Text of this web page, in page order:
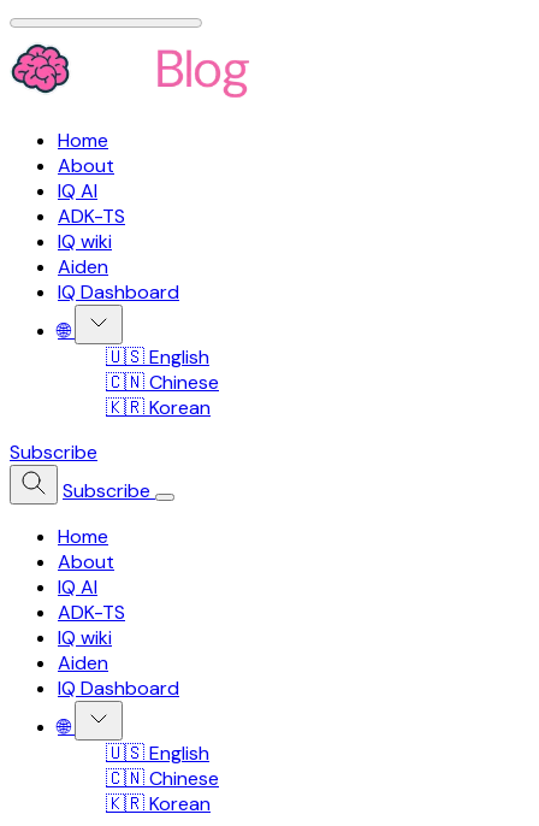
Home
About
IQ AI
ADK-TS
IQ wiki
Aiden
IQ Dashboard
🌐
🇺🇸 English
🇨🇳 Chinese
🇰🇷 Korean
Subscribe
Subscribe
Home
About
IQ AI
ADK-TS
IQ wiki
Aiden
IQ Dashboard
🌐
🇺🇸 English
🇨🇳 Chinese
🇰🇷 Korean